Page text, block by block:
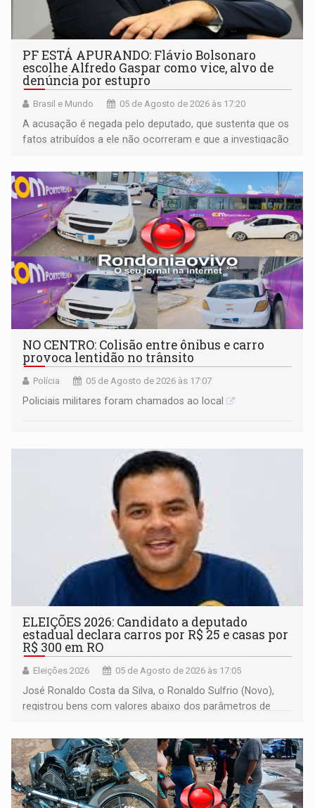
PF ESTÁ APURANDO: Flávio Bolsonaro
escolhe Alfredo Gaspar como vice, alvo de
denúncia por estupro
Brasil e Mundo 05 de Agosto de 2026 às 17:20
A acusação é negada pelo deputado, que sustenta que os
fatos atribuídos a ele não ocorreram e que a investigação
NO CENTRO: Colisão entre ônibus e carro
provoca lentidão no trânsito
Polícia 05 de Agosto de 2026 às 17:07
Policiais militares foram chamados ao local
ELEIÇÕES 2026: Candidato a deputado
estadual declara carros por R$ 25 e casas por
R$ 300 em RO
Eleições 2026 05 de Agosto de 2026 às 17:05
José Ronaldo Costa da Silva, o Ronaldo Sulfrio (Novo),
registrou bens com valores abaixo dos parâmetros de
milhões